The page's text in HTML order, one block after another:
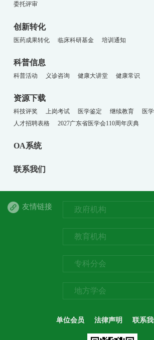
委托评审
创新转化
医药成果转化 临床科研基金 培训通知
科普信息
科普活动 义诊咨询 健康大讲堂 健康常识
资源下载
科技评奖 上岗考试 医学鉴定 继续教育
医
人才招聘表格
2027广东省医学会110周年庆典
OA系统
联系我们
友情链接
单位会员 法律声明 联系我